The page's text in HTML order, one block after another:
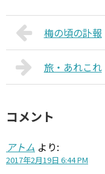
梅の頃の訃報
旅・あれこれ
コメント
アトム より:
2017年2月19日 6:44 PM